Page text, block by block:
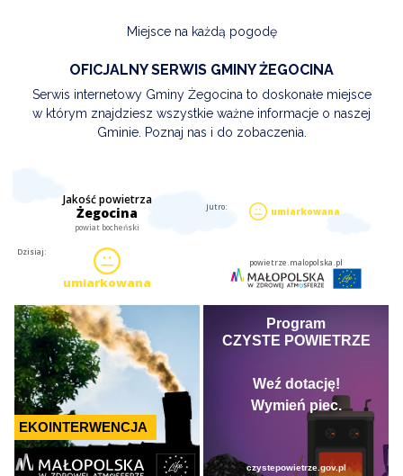
Miejsce na każdą pogodę
OFICJALNY SERWIS GMINY ŻEGOCINA
Serwis internetowy Gminy Żegocina to doskonałe miejsce
w którym znajdziesz wszystkie ważne informacje o naszej
Gminie. Poznaj nas i do zobaczenia.